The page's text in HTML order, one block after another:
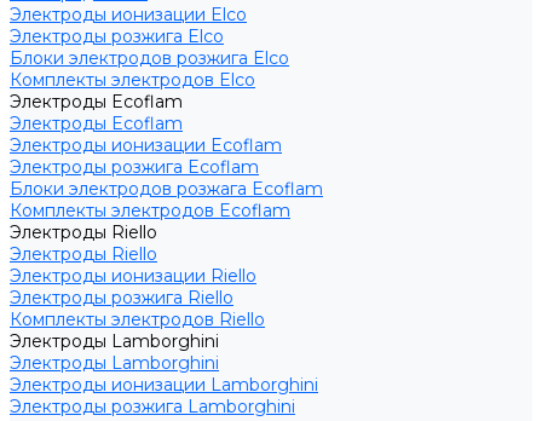
Электроды ионизации Elco
Электроды розжига Elco
Блоки электродов розжига Elco
Комплекты электродов Elco
Электроды Ecoflam
Электроды Ecoflam
Электроды ионизации Ecoflam
Электроды розжига Ecoflam
Блоки электродов розжага Ecoflam
Комплекты электродов Ecoflam
Электроды Riello
Электроды Riello
Электроды ионизации Riello
Электроды розжига Riello
Комплекты электродов Riello
Электроды Lamborghini
Электроды Lamborghini
Электроды ионизации Lamborghini
Электроды розжига Lamborghini